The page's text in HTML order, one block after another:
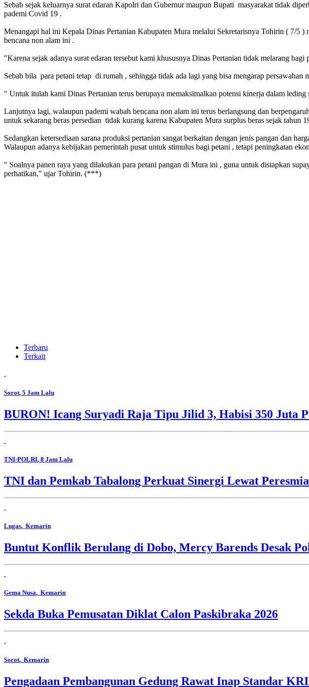
Sebab sejak keluarnya surat edaran Kapolri dan Gubernur maupun Bupati masyarakat tidak
pademi Covid 19 .
Menangapi hal ini Kepala Dinas Pertanian Kabupaten Mura melalui Sekretarisnya Tohirin ( 7/5
bencana non alam ini .
"Karena sejak adanya surat edaran tersebut kami khususnya Dinas Pertanian tidak melarang
Sebab bila para petani tetap di rumah , sehingga tidak ada lagi yang bisa mengarap persawahan
" Untuk itulah kami Dinas Pertanian terus berupaya memaksimalkan potensi kinerja dalam
Lanjutnya lagi, walaupun pademi wabah bencana non alam ini terus berlangsung dan
untuk sekarang beras persedian tidak kurang karena Kabupaten Mura surplus beras sejak tahun
Sedangkan ketersediaan sarana produksi pertanian sangat berkaitan dengan jenis pangan dan
Walaupun adanya kebijakan pemerintah pusat untuk stimulus bagi petani , tetapi peningkatan
" Soalnya panen raya yang dilakukan para petani pangan di Mura ini , guna untuk disiapkan
perhatikan," ujar Tohirin. (***)
Terbaru
Terkait
Sorot, 5 Jam Lalu
BURON! Icang Suryadi Raja Tipu Jilid 3, Habisi 350 Juta
TNI-POLRI, 8 Jam Lalu
TNI dan Pemkab Tabalong Perkuat Sinergi Lewat
Lugas, Kemarin
Buntut Konflik Berulang di Dobo, Mercy Barends Desak
Gema Nusa, Kemarin
Sekda Buka Pemusatan Diklat Calon Paskibraka 2026
Sorot, Kemarin
Pengadaan Pembangunan Gedung Rawat Inap Standar